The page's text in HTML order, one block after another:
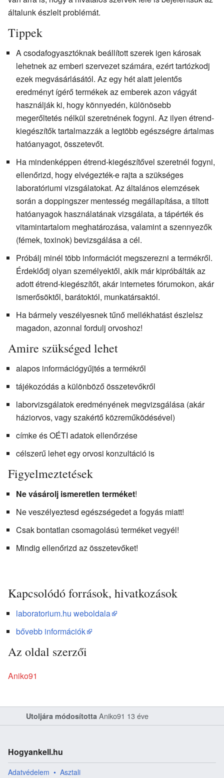
általunk észlelt problémát.
Tippek
A csodafogyasztóknak beállított szerek igen károsak
lehetnek az emberi szervezet számára, ezért tartózkodj
ezek megvásárlásától. Az egy hét alatt jelentős
eredményt ígérő termékek az emberek azon vágyát
használják ki, hogy könnyedén, különösebb
megerőltetés nélkül szeretnének fogyni. Az ilyen étrend-
kiegészítők tartalmazzák a legtöbb egészségre ártalmas
hatóanyagot, összetevőt.
Ha mindenképpen étrend-kiegészítővel szeretnél fogyni,
ellenőrizd, hogy elvégezték-e rajta a szükséges
laboratóriumi vizsgálatokat. Az általános elemzések
során a doppingszer mentesség megállapítása, a tiltott
hatóanyagok használatának vizsgálata, a tápérték és
vitamintartalom meghatározása, valamint a szennyezők
(fémek, toxinok) bevizsgálása a cél.
Próbálj minél több információt megszerezni a termékről.
Érdeklődj olyan személyektől, akik már kipróbálták az
adott étrend-kiegészítőt, akár internetes fórumokon, akár
ismerősöktől, barátoktól, munkatársaktól.
Ha bármely veszélyesnek tűnő mellékhatást észlelsz
magadon, azonnal fordulj orvoshoz!
Amire szükséged lehet
alapos információgyűjtés a termékről
tájékozódás a különböző összetevőkről
laborvizsgálatok eredményének megvizsgálása (akár
háziorvos, vagy szakértő közreműködésével)
címke és OÉTI adatok ellenőrzése
célszerű lehet egy orvosi konzultáció is
Figyelmeztetések
Ne vásárolj ismeretlen terméket!
Ne veszélyeztesd egészségedet a fogyás miatt!
Csak bontatlan csomagolású terméket vegyél!
Mindig ellenőrizd az összetevőket!
Kapcsolódó források, hivatkozások
laboratorium.hu weboldala
bővebb információk
Az oldal szerzői
Aniko91
Utoljára módosította Aniko91 13 éve
Hogyankell.hu
Adatvédelem Asztali